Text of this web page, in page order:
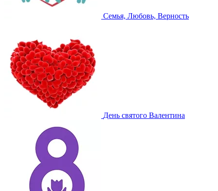
Семья, Любовь, Верность
День святого Валентина